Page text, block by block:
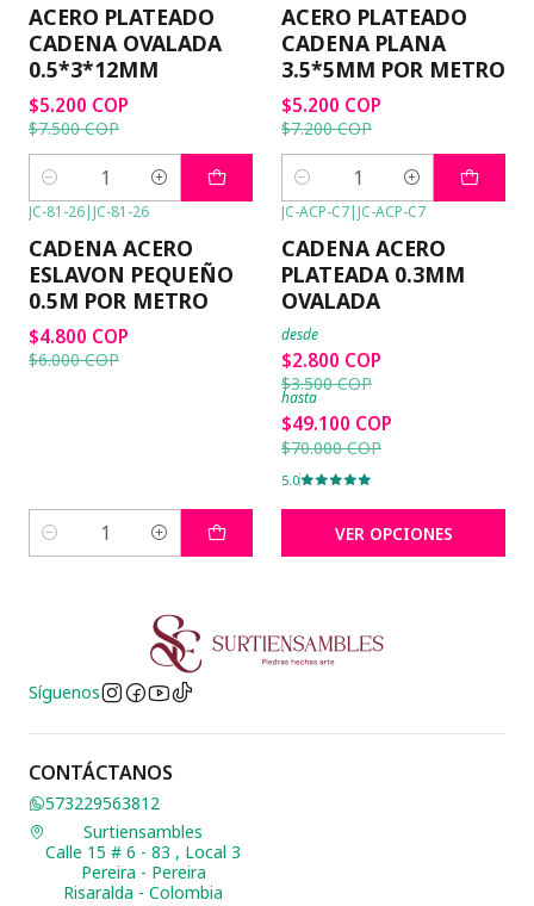
ACERO PLATEADO
CADENA OVALADA
0.5*3*12MM
$5.200 COP
$7.500 COP
Cantidad
ACERO PLATEADO
CADENA PLANA
3.5*5MM POR METRO
$5.200 COP
$7.200 COP
Cantidad
JC-81-26|JC-81-26
CADENA ACERO
ESLAVON PEQUEÑO
0.5M POR METRO
$4.800 COP
$6.000 COP
Cantidad
JC-ACP-C7|JC-ACP-C7
CADENA ACERO
PLATEADA 0.3MM
OVALADA
desde
$2.800 COP
$3.500 COP
hasta
$49.100 COP
$70.000 COP
5.0
VER OPCIONES
Síguenos
CONTÁCTANOS
573229563812
Surtiensambles
Calle 15 # 6 - 83 , Local 3
Pereira - Pereira
Risaralda - Colombia